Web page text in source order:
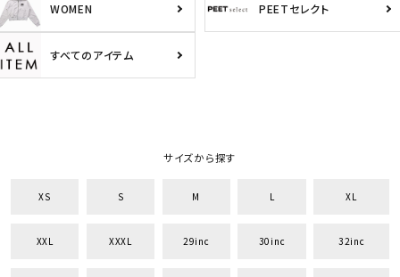
WOMEN PEETセレクト
すべてのアイテム
サイズから探す
XS S M L XL
XXL XXXL 29inc 30inc 32inc